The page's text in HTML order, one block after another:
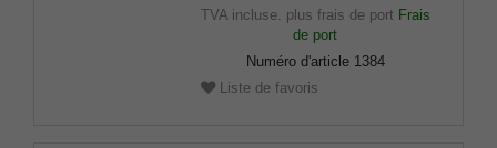
TVA incluse. plus frais de port Frais
de port
Numéro d'article 1384
Liste de favoris